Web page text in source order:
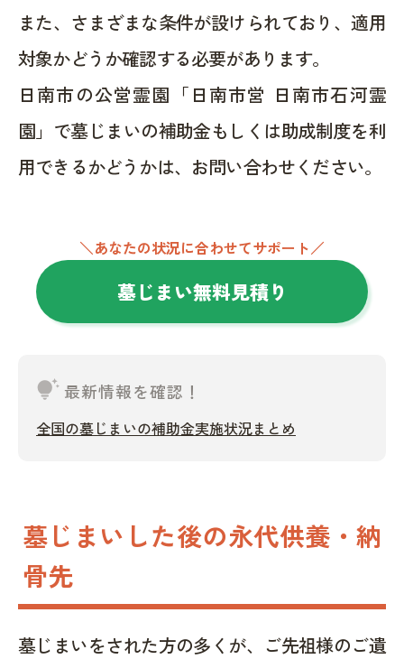
また、さまざまな条件が設けられており、適用
対象かどうか確認する必要があります。
日南市の公営霊園「日南市営 日南市石河霊
園」で墓じまいの補助金もしくは助成制度を利
用できるかどうかは、お問い合わせください。
＼あなたの状況に合わせてサポート／
墓じまい無料見積り
tips_and_updates 最新情報を確認！
全国の墓じまいの補助金実施状況まとめ
墓じまいした後の永代供養・納
骨先
墓じまいをされた方の多くが、ご先祖様のご遺